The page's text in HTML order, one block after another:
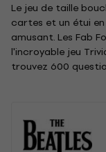
Le jeu de taille
cartes et un étui
amusant. Les Fab
l'incroyable jeu
trouvez 600